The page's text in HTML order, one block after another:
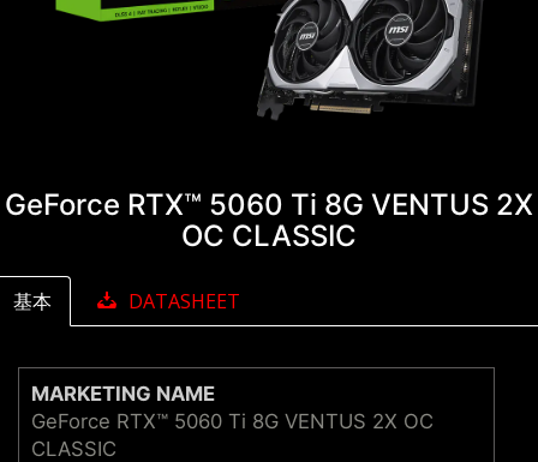
GeForce RTX™ 5060 Ti 8G VENTUS 2X
OC CLASSIC
基本 DATASHEET
MARKETING NAME
GeForce RTX™ 5060 Ti 8G VENTUS 2X OC
CLASSIC